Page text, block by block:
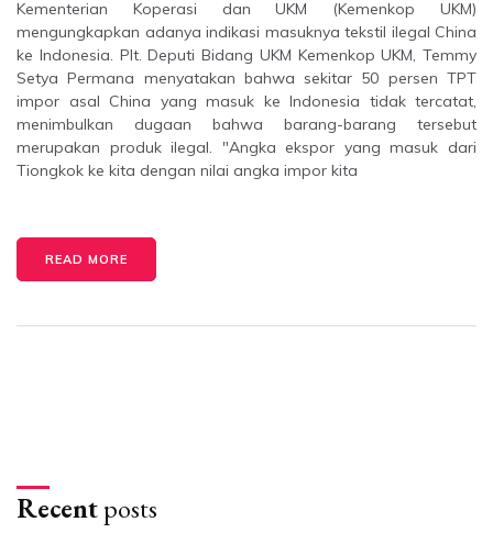
Kementerian Koperasi dan UKM (Kemenkop UKM)
mengungkapkan adanya indikasi masuknya tekstil ilegal China
ke Indonesia. Plt. Deputi Bidang UKM Kemenkop UKM, Temmy
Setya Permana menyatakan bahwa sekitar 50 persen TPT
impor asal China yang masuk ke Indonesia tidak tercatat,
menimbulkan dugaan bahwa barang-barang tersebut
merupakan produk ilegal. "Angka ekspor yang masuk dari
Tiongkok ke kita dengan nilai angka impor kita
READ MORE
Recentposts